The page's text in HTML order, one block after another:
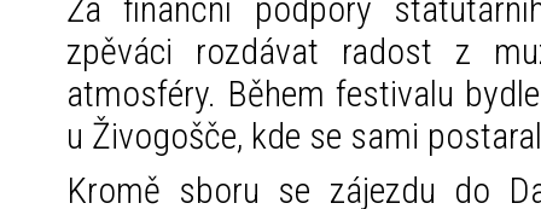
Za finanční podpory
zpěváci rozdávat radost z
atmosféry. Během festivalu
u Živogošče, kde se sami
Kromě sboru se zájezdu do